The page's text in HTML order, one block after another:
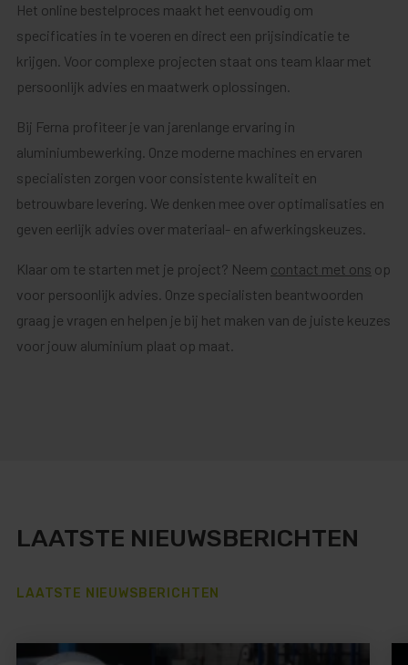
Het online bestelproces maakt het eenvoudig om
specificaties in te voeren en direct een prijsindicatie te
krijgen. Voor complexe projecten staat ons team klaar met
persoonlijk advies en maatwerk oplossingen.
Bij Ferna profiteer je van jarenlange ervaring in
aluminiumbewerking. Onze moderne machines en ervaren
specialisten zorgen voor consistente kwaliteit en
betrouwbare levering. We denken mee over optimalisaties en
geven eerlijk advies over materiaal- en afwerkingskeuzes.
Klaar om te starten met je project? Neem contact met ons op
voor persoonlijk advies. Onze specialisten beantwoorden
graag je vragen en helpen je bij het maken van de juiste keuzes
voor jouw aluminium plaat op maat.
LAATSTE NIEUWSBERICHTEN
LAATSTE NIEUWSBERICHTEN